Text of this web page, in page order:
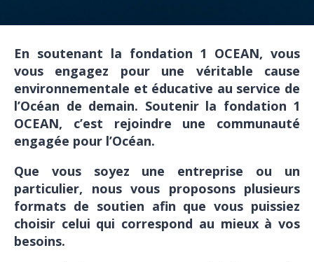
En soutenant la fondation 1 OCEAN, vous
vous engagez pour une véritable cause
environnementale et éducative au service de
l’Océan de demain. Soutenir la fondation 1
OCEAN, c’est rejoindre une communauté
engagée pour l’Océan.
Que vous soyez une entreprise ou un
particulier, nous vous proposons plusieurs
formats de soutien afin que vous puissiez
choisir celui qui correspond au mieux à vos
besoins.